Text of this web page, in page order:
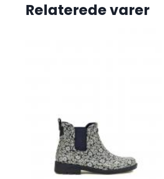
Relaterede varer